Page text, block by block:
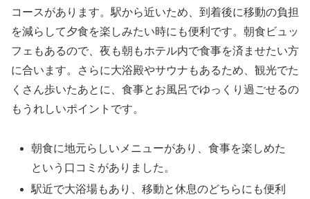
コースがあります。駅から近いため、到着後に移動の負担
を減らして夕食を楽しみたい時にも便利です。朝食ビュッ
フェもあるので、夜も朝もホテル内で食事を済ませたい方
に合います。さらに大浴殿やサウナもあるため、観光でた
くさん歩いたあとに、食事とお風呂でゆっくり過ごせるの
もうれしいポイントです。
朝食に地元らしいメニューがあり、食事を楽しめた
という口コミがありました。
駅近で大浴場もあり、移動と休息のどちらにも便利